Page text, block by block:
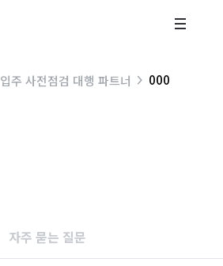
입주 사전점검 대행 파트너 000
자주 묻는 질문